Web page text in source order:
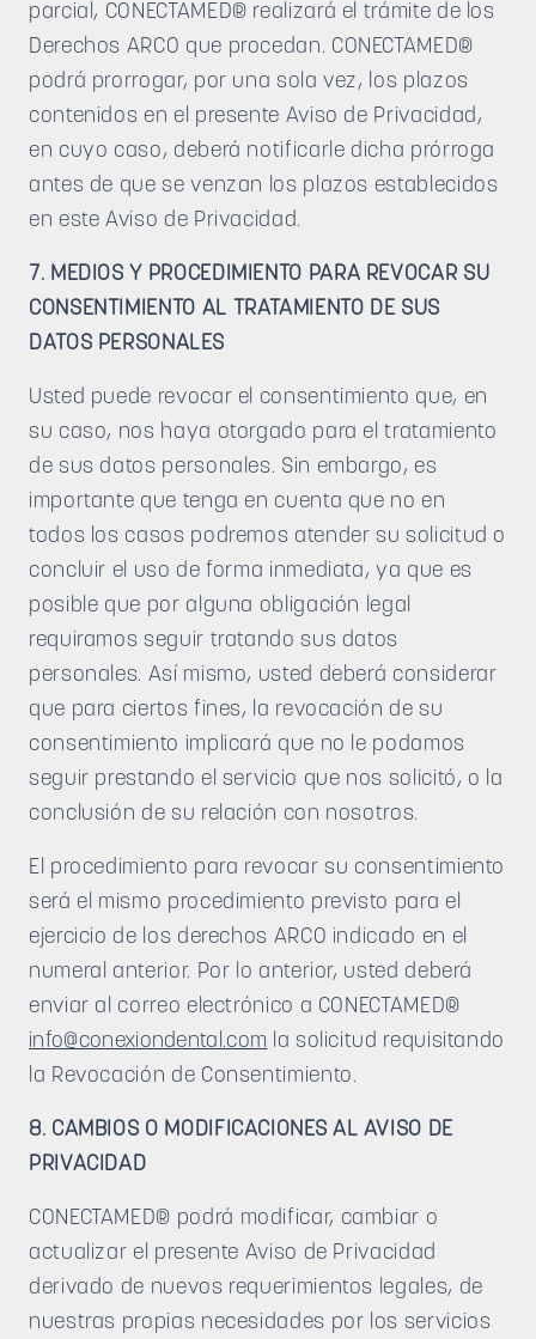
parcial, CONECTAMED® realizará el trámite de los
Derechos ARCO que procedan. CONECTAMED®
podrá prorrogar, por una sola vez, los plazos
contenidos en el presente Aviso de Privacidad,
en cuyo caso, deberá notificarle dicha prórroga
antes de que se venzan los plazos establecidos
en este Aviso de Privacidad.
7. MEDIOS Y PROCEDIMIENTO PARA REVOCAR SU
CONSENTIMIENTO AL TRATAMIENTO DE SUS
DATOS PERSONALES
Usted puede revocar el consentimiento que, en
su caso, nos haya otorgado para el tratamiento
de sus datos personales. Sin embargo, es
importante que tenga en cuenta que no en
todos los casos podremos atender su solicitud o
concluir el uso de forma inmediata, ya que es
posible que por alguna obligación legal
requiramos seguir tratando sus datos
personales. Así mismo, usted deberá considerar
que para ciertos fines, la revocación de su
consentimiento implicará que no le podamos
seguir prestando el servicio que nos solicitó, o la
conclusión de su relación con nosotros.
El procedimiento para revocar su consentimiento
será el mismo procedimiento previsto para el
ejercicio de los derechos ARCO indicado en el
numeral anterior. Por lo anterior, usted deberá
enviar al correo electrónico a CONECTAMED®
info@conexiondental.com la solicitud requisitando
la Revocación de Consentimiento.
8. CAMBIOS O MODIFICACIONES AL AVISO DE
PRIVACIDAD
CONECTAMED® podrá modificar, cambiar o
actualizar el presente Aviso de Privacidad
derivado de nuevos requerimientos legales, de
nuestras propias necesidades por los servicios